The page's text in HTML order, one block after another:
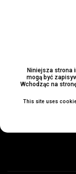
Niniejsza strona
mogą być
Wchodząc na
This site uses